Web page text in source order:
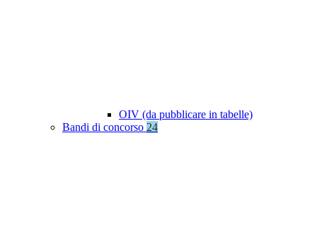
OIV (da pubblicare in tabelle)
Bandi di concorso 24